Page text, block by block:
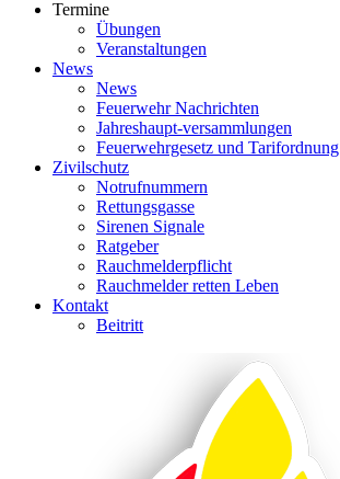
Termine
Übungen
Veranstaltungen
News
News
Feuerwehr Nachrichten
Jahreshaupt-versammlungen
Feuerwehrgesetz und Tarifordnung
Zivilschutz
Notrufnummern
Rettungsgasse
Sirenen Signale
Ratgeber
Rauchmelderpflicht
Rauchmelder retten Leben
Kontakt
Beitritt